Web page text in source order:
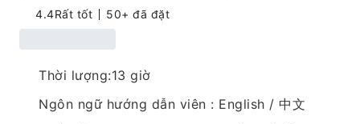
4.4Rất tốt 50+ đã đặt
Thời lượng:13 giờ
Ngôn ngữ hướng dẫn viên : English / 中文